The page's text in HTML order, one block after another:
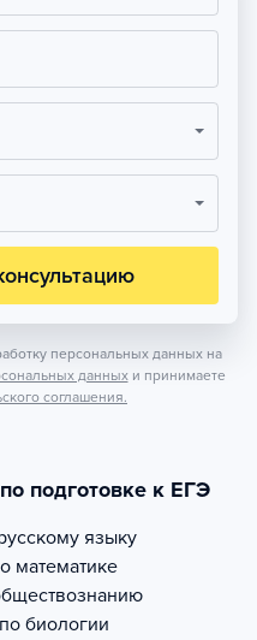
персональных данных на
данных и принимаете
соглашения.
подготовке к ЕГЭ
языку
математике
биологии